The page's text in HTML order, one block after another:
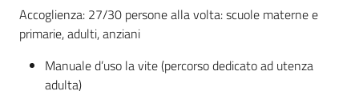
Accoglienza: 27/30 persone alla volta: scuole materne e
primarie, adulti, anziani
Manuale d’uso la vite (percorso dedicato ad utenza
adulta)